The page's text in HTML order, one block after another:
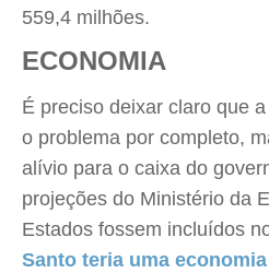
559,4 milhões.
ECONOMIA
É preciso deixar claro que
o problema por completo,
alívio para o caixa do
projeções do Ministério da
Estados fossem incluídos
Santo teria uma